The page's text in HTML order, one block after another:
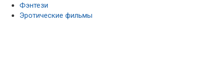
Фэнтези
Эротические фильмы